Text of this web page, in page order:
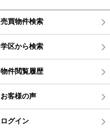
売買物件検索
学区から検索
物件閲覧履歴
お客様の声
ログイン